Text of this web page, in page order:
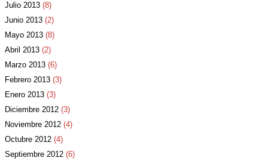
Julio 2013 (8)
Junio 2013 (2)
Mayo 2013 (8)
Abril 2013 (2)
Marzo 2013 (6)
Febrero 2013 (3)
Enero 2013 (3)
Diciembre 2012 (3)
Noviembre 2012 (4)
Octubre 2012 (4)
Septiembre 2012 (6)